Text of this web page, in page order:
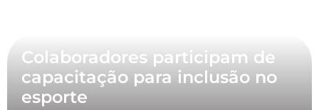
Colaboradores participam de
capacitação para inclusão no
esporte